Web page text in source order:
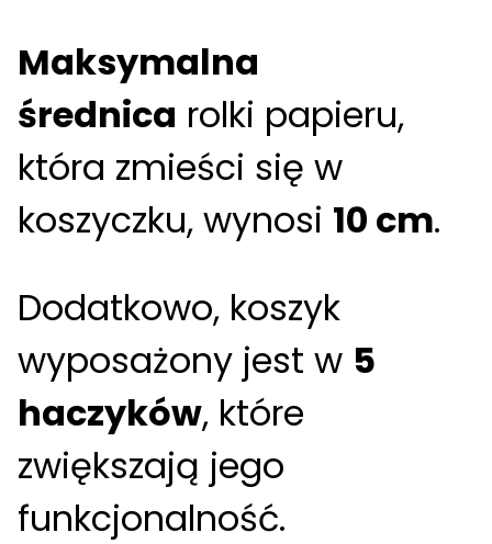
Maksymalna
średnica rolki papieru,
która zmieści się w
koszyczku, wynosi 10 cm.
Dodatkowo, koszyk
wyposażony jest w 5
haczyków, które
zwiększają jego
funkcjonalność.